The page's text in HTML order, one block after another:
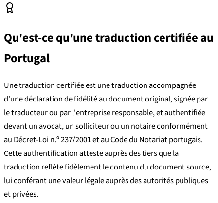
Qu'est-ce qu'une traduction certifiée au
Portugal
Une traduction certifiée est une traduction accompagnée
d'une déclaration de fidélité au document original, signée par
le traducteur ou par l'entreprise responsable, et authentifiée
devant un avocat, un solliciteur ou un notaire conformément
au Décret-Loi n.º 237/2001 et au Code du Notariat portugais.
Cette authentification atteste auprès des tiers que la
traduction reflète fidèlement le contenu du document source,
lui conférant une valeur légale auprès des autorités publiques
et privées.